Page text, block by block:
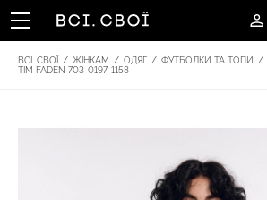
ВСІ. СВОЇ / ЖІНКАМ / ОДЯГ / ФУТБОЛКИ ТА ТОПИ /
TIM FADEN 703-0197-1158